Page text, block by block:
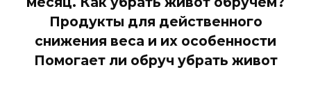
Продукты для действенного
снижения веса и их особенности
Помогает ли обруч убрать живот